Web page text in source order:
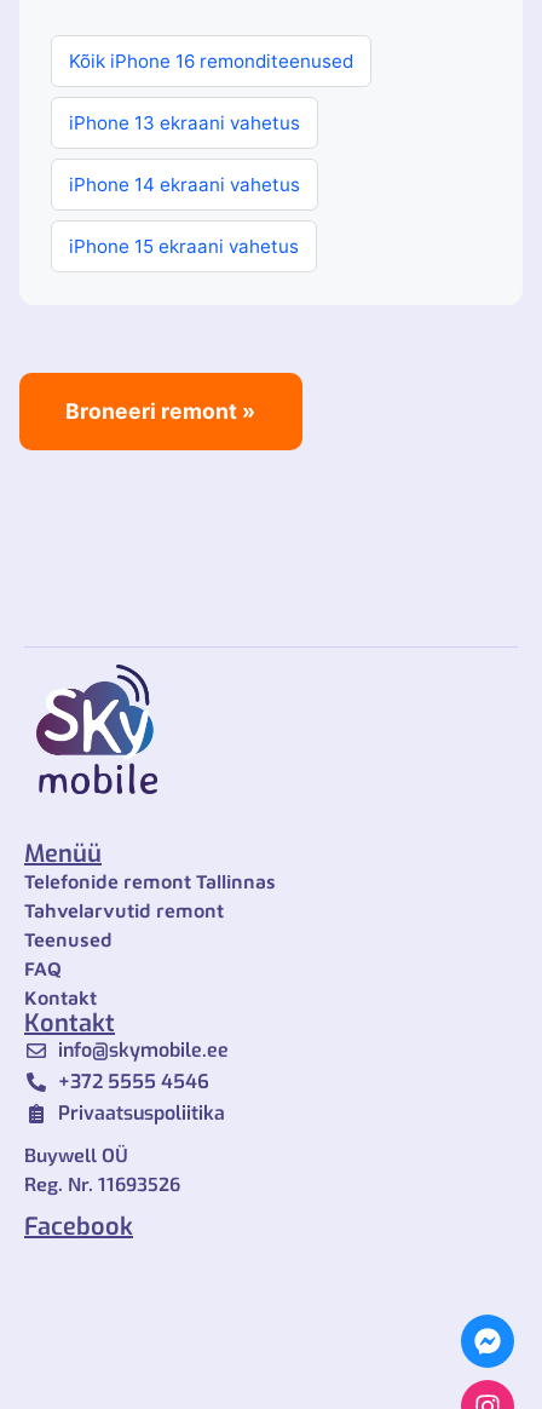
Kõik iPhone 16 remonditeenused
iPhone 13 ekraani vahetus
iPhone 14 ekraani vahetus
iPhone 15 ekraani vahetus
Broneeri remont »
Menüü
Telefonide remont Tallinnas
Tahvelarvutid remont
Teenused
FAQ
Kontakt
Kontakt
info@skymobile.ee
+372 ‎5555 4546
Privaatsuspoliitika
Buywell OÜ
Reg. Nr. 11693526
Facebook